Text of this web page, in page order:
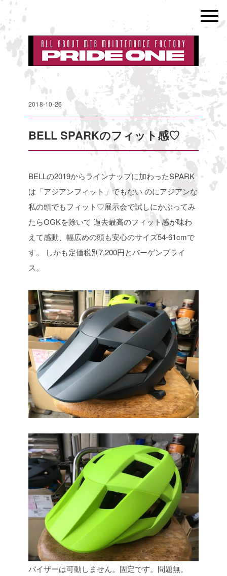
2018-10-26
BELL SPARKのフィット感♡
BELLの2019からラインナップに加わったSPARK
は「アジアンフィット」でもない のにアジアンな
私の頭でもフィット♡展示会で試しにかぶってみ
たらOGKを除いて 過去最高のフィット感が味わ
えて感動、幅広めの頭も安心のサイズ54-61cmで
す。
しかも定価税別7,200円とバーゲンプライ
ス。
バイザーは可動しません。固定です。問題無。